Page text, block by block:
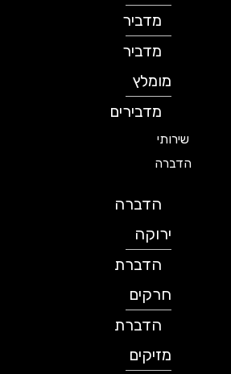
מדביר
מדביר
מומלץ
מדבירים
שירותי
הדברה
הדברה
ירוקה
הדברת
חרקים
הדברת
מזיקים